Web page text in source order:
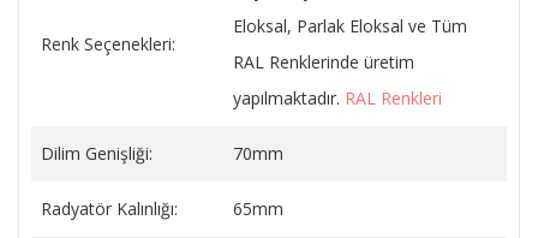
Renk Seçenekleri:
Eloksal, Parlak Eloksal ve Tüm
RAL Renklerinde üretim
yapılmaktadır. RAL Renkleri
Dilim Genişliği: 70mm
Radyatör Kalınlığı: 65mm